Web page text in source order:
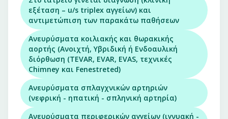
εξέταση – u/s triplex αγγείων) και
αντιμετώπιση των παρακάτω παθήσεων
Ανευρύσματα κοιλιακής και θωρακικής
αορτής (Ανοιχτή, Υβριδική ή Ενδοαυλική
διόρθωση (TEVAR, EVAR, EVAS, τεχνικές
Chimney και Fenestreted)
Ανευρύσματα σπλαγχνικών αρτηριών
(νεφρική - ηπατική - σπληνική αρτηρία)
Ανευρύσματα περιφερικών αγγείων (ιγνυακή -